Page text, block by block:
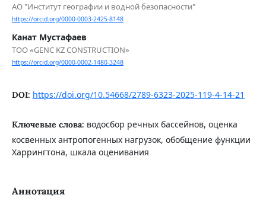
АО "Институт географии и водной безопасности"
https://orcid.org/0000-0003-2425-8148
Канат Мустафаев
ТОО «GENC KZ CONSTRUCTION»
https://orcid.org/0000-0002-1480-3248
DOI: https://doi.org/10.54668/2789-6323-2025-119-4-14-21
Ключевые слова: водосбор речных бассейнов, оценка
косвенных антропогенных нагрузок, обобщение функции
Харрингтона, шкала оценивания
Аннотация